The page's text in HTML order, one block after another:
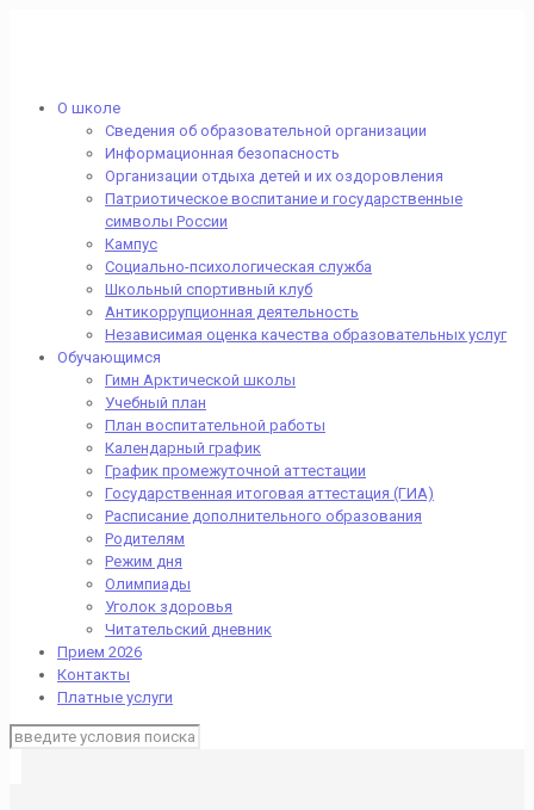
О школе
Сведения об образовательной организации
Информационная безопасность
Организации отдыха детей и их оздоровления
Патриотическое воспитание и государственные
символы России
Кампус
Социально-психологическая служба
Школьный спортивный клуб
Антикоррупционная деятельность
Независимая оценка качества образовательных услуг
Обучающимся
Гимн Арктической школы
Учебный план
План воспитательной работы
Календарный график
График промежуточной аттестации
Государственная итоговая аттестация (ГИА)
Расписание дополнительного образования
Родителям
Режим дня
Олимпиады
Уголок здоровья
Читательский дневник
Прием 2026
Контакты
Платные услуги